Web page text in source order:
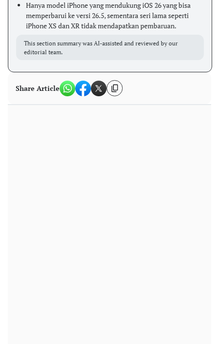
Hanya model iPhone yang mendukung iOS 26 yang bisa
memperbarui ke versi 26.5, sementara seri lama seperti
iPhone XS dan XR tidak mendapatkan pembaruan.
This section summary was AI-assisted and reviewed by our
editorial team.
Share Article